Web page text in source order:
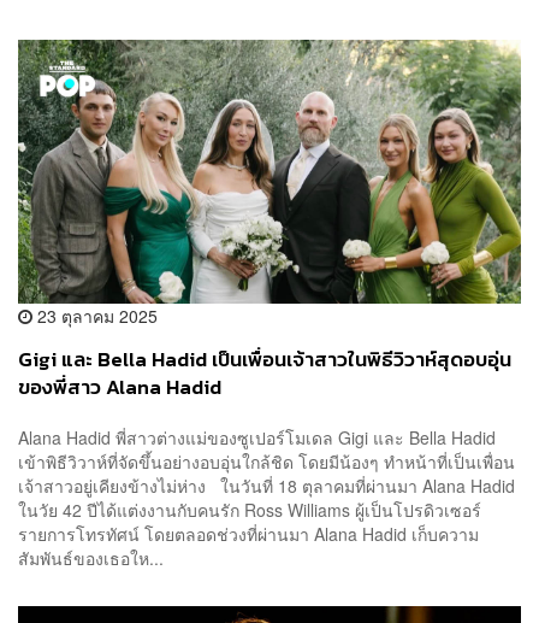
23 ตุลาคม 2025
Gigi และ Bella Hadid เป็นเพื่อนเจ้าสาวในพิธีวิวาห์สุดอบอุ่น
ของพี่สาว Alana Hadid
Alana Hadid พี่สาวต่างแม่ของซูเปอร์โมเดล Gigi และ Bella Hadid
เข้าพิธีวิวาห์ที่จัดขึ้นอย่างอบอุ่นใกล้ชิด โดยมีน้องๆ ทำหน้าที่เป็นเพื่อน
เจ้าสาวอยู่เคียงข้างไม่ห่าง ในวันที่ 18 ตุลาคมที่ผ่านมา Alana Hadid
ในวัย 42 ปีได้แต่งงานกับคนรัก Ross Williams ผู้เป็นโปรดิวเซอร์
รายการโทรทัศน์ โดยตลอดช่วงที่ผ่านมา Alana Hadid เก็บความ
สัมพันธ์ของเธอให...